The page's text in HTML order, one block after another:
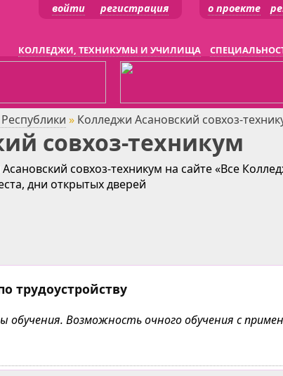
о проекте
войти регистрация
КОЛЛЕДЖИ, ТЕХНИКУМЫ И УЧИЛИЩА
» Колледжи Асановский совхоз-
совхоз-техникум
совхоз-техникум на сайте «Все
дни открытых дверей
трудоустройству
обучения. Возможность очного обучения с